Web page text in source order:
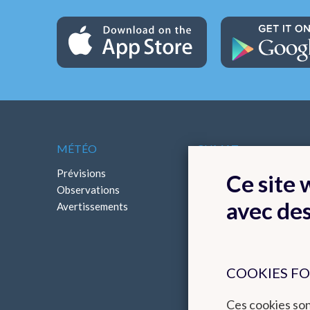
MÉTÉO
Prévisions
Observations
Avertissements
CLIMAT
Bilans climatologiques
Ce site
avec
COOKIES
Ces cookies